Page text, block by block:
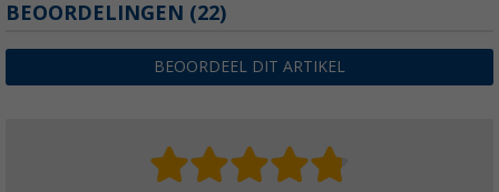
BEOORDELINGEN (22)
BEOORDEEL DIT ARTIKEL